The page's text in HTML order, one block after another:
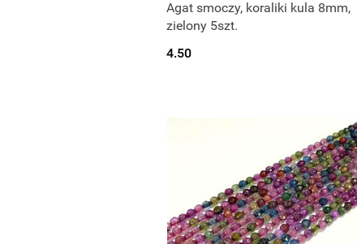
Agat smoczy, koraliki kula 8mm,
zielony 5szt.
4.50